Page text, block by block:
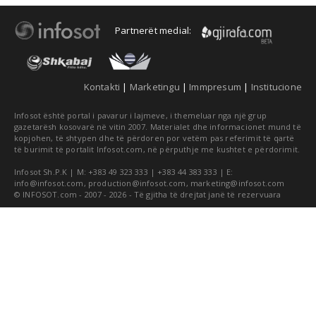
Partnerët medial:
Kontakti | Marketingu | Immpresum | Institucione
Infosot është portal i pavarur i lajmeve, i themeluar nga një grup
gazetarësh kosovarë në vitin 2007. Materialet dhe informacionet mund të
kopjohen, të shtypen dhe të përdoren por vetëm pas referimit të qartë
të burimit të portalit Infosot.com, në përputhje me kushtet e përdorimit.
Infosot Sh.P.K | M: +383 49 323 333 | +383 44 383 333 | E:
info@infosot.com , production@infosot.com , marketing@infosot.com
© INFOSOT.com - 2007 - 2026 - Të gjitha të drejtat janë të rezervuara